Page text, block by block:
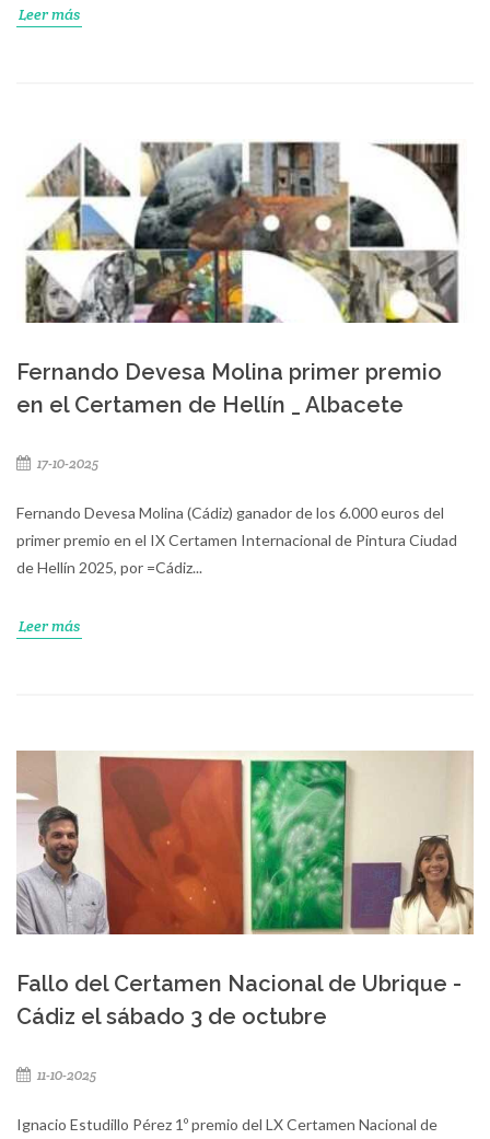
Leer más
Fernando Devesa Molina primer premio
en el Certamen de Hellín _ Albacete
17-10-2025
Fernando Devesa Molina (Cádiz) ganador de los 6.000 euros del
primer premio en el IX Certamen Internacional de Pintura Ciudad
de Hellín 2025, por =Cádiz...
Leer más
Fallo del Certamen Nacional de Ubrique -
Cádiz el sábado 3 de octubre
11-10-2025
Ignacio Estudillo Pérez 1º premio del LX Certamen Nacional de